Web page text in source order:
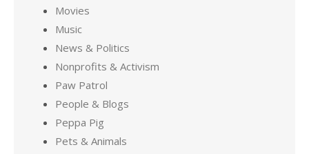
Movies
Music
News & Politics
Nonprofits & Activism
Paw Patrol
People & Blogs
Peppa Pig
Pets & Animals